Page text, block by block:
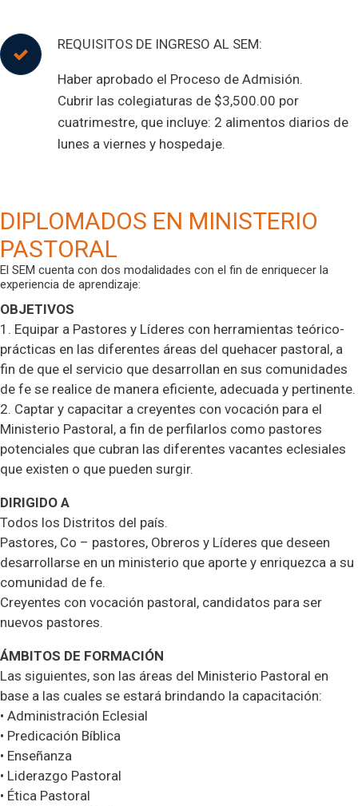
REQUISITOS DE INGRESO AL SEM:
Haber aprobado el Proceso de Admisión.
Cubrir las colegiaturas de $3,500.00 por
cuatrimestre, que incluye: 2 alimentos diarios de
lunes a viernes y hospedaje.
DIPLOMADOS EN MINISTERIO
PASTORAL
El SEM cuenta con dos modalidades con el fin de enriquecer la
experiencia de aprendizaje:
OBJETIVOS
1. Equipar a Pastores y Líderes con herramientas teórico-
prácticas en las diferentes áreas del quehacer pastoral, a
fin de que el servicio que desarrollan en sus comunidades
de fe se realice de manera eficiente, adecuada y pertinente.
2. Captar y capacitar a creyentes con vocación para el
Ministerio Pastoral, a fin de perfilarlos como pastores
potenciales que cubran las diferentes vacantes eclesiales
que existen o que pueden surgir.
DIRIGIDO A
Todos los Distritos del país.
Pastores, Co – pastores, Obreros y Líderes que deseen
desarrollarse en un ministerio que aporte y enriquezca a su
comunidad de fe.
Creyentes con vocación pastoral, candidatos para ser
nuevos pastores.
ÁMBITOS DE FORMACIÓN
Las siguientes, son las áreas del Ministerio Pastoral en
base a las cuales se estará brindando la capacitación:
• Administración Eclesial
• Predicación Bíblica
• Enseñanza
• Liderazgo Pastoral
• Ética Pastoral